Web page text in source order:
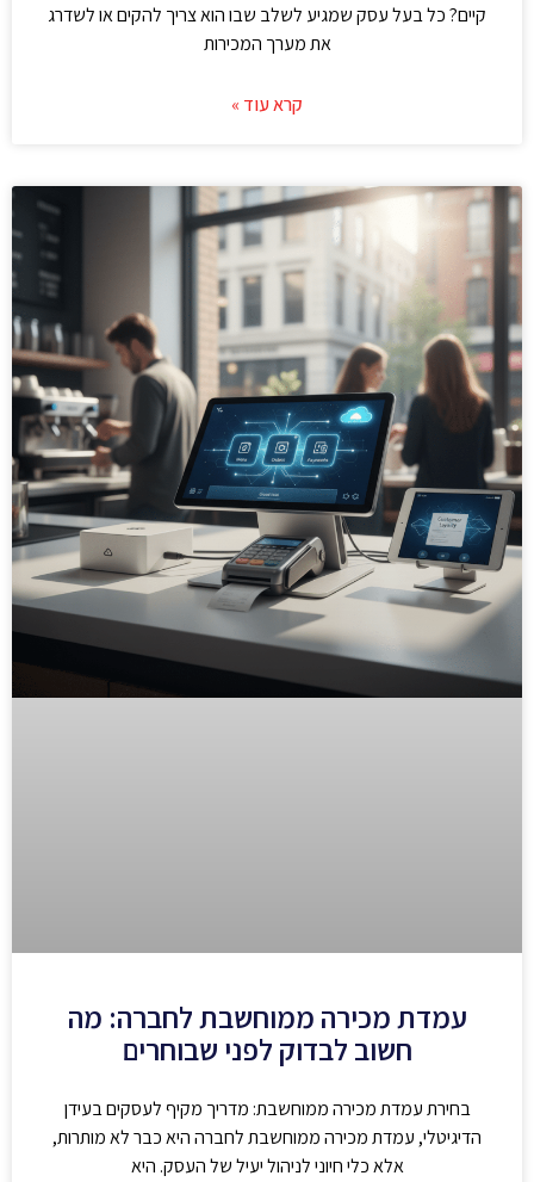
קיים? כל בעל עסק שמגיע לשלב שבו הוא צריך להקים או לשדרג
את מערך המכירות
קרא עוד »
עמדת מכירה ממוחשבת לחברה: מה
חשוב לבדוק לפני שבוחרים
בחירת עמדת מכירה ממוחשבת: מדריך מקיף לעסקים בעידן
הדיגיטלי, עמדת מכירה ממוחשבת לחברה היא כבר לא מותרות,
אלא כלי חיוני לניהול יעיל של העסק. היא